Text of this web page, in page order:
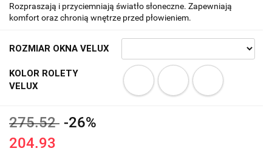
Rozpraszają i przyciemniają światło słoneczne. Zapewniają
komfort oraz chronią wnętrze przed płowieniem.
ROZMIAR OKNA VELUX
KOLOR ROLETY
VELUX
275.52 -26%
204.93